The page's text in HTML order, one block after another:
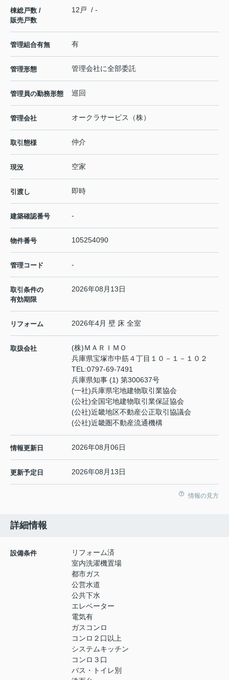
棟総戸数 /
販売戸数
12戸 / -
管理組合有無 有
管理形態 管理会社に全部委託
管理員の勤務形態 巡回
管理会社 オークラサービス（株）
取引態様 仲介
現況 空家
引渡し 即時
建築確認番号 -
物件番号 105254090
管理コード -
取引条件の
有効期限
2026年08月13日
リフォーム 2026年4月 壁 床 全室
取扱会社
(株)ＭＡＲＩＭＯ
兵庫県宝塚市中筋４丁目１０－１－１０２
TEL:0797-69-7491
兵庫県知事 (1) 第300637号
(一社)兵庫県宅地建物取引業協会
(公社)全国宅地建物取引業保証協会
(公社)近畿地区不動産公正取引協議会
(公社)近畿圏不動産流通機構
情報更新日 2026年08月06日
更新予定日 2026年08月13日
情報の見方
詳細情報
設備条件
リフォーム済
室内洗濯機置場
都市ガス
公営水道
公共下水
エレベーター
電気有
ガスコンロ
コンロ２口以上
システムキッチン
コンロ３口
バス・トイレ別